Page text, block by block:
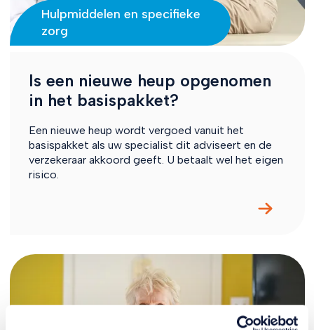
Hulpmiddelen en specifieke
zorg
Is een nieuwe heup opgenomen
in het basispakket?
Een nieuwe heup wordt vergoed vanuit het
basispakket als uw specialist dit adviseert en de
verzekeraar akkoord geeft. U betaalt wel het eigen
risico.